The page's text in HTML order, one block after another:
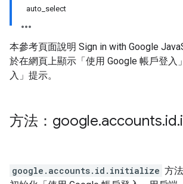
auto_select
本參考頁面說明 Sign in with Google
於在網頁上顯示「使用 Google 帳戶登入
入」提示。
方法：google.accounts.id.
google.accounts.id.initialize 方